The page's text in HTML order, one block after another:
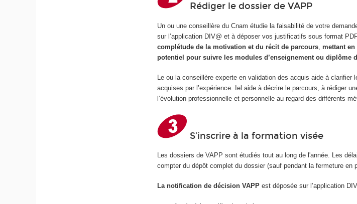
Rédiger le dossier de VAPP
Un ou une conseillère du Cnam étudie la faisabilité de votre
sur l’application DIV@ et à déposer vos justificatifs sous format
complétude de la motivation et du récit de parcours ,mettant
potentiel pour suivre les modules d’enseignement ou diplôme
Le ou la conseillère experte en validation des acquis aide à
acquises par l’expérience. Iel aide à décrire le parcours, à rédiger
l’évolution professionnelle et personnelle au regard des différents
S’inscrire à la formation visée
Les dossiers de VAPP sont étudiés tout au long de l'année. Les
compter du dépôt complet du dossier (sauf pendant la fermeture en
La notification de décision VAPP est déposée sur l’application